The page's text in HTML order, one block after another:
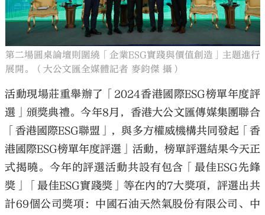
第二場圓桌論壇則圍繞「企業ESG實踐與價值創造」主題進行
展開。（大公文匯全媒體記者 麥鈞傑 攝）
活動現場莊重舉辦了「2024香港國際ESG榜單年度評
選」頒獎典禮。今年8月，香港大公文匯傳媒集團聯合
「香港國際ESG聯盟」，與多方權威機構共同發起「香
港國際ESG榜單年度評選」活動，榜單評選結果今天正
式揭曉。今年的評選活動共設有包含「最佳ESG先鋒
獎」「最佳ESG實踐獎」等在內的7大獎項，評選出共
計69個公司獎項：中國石油天然氣股份有限公司、中